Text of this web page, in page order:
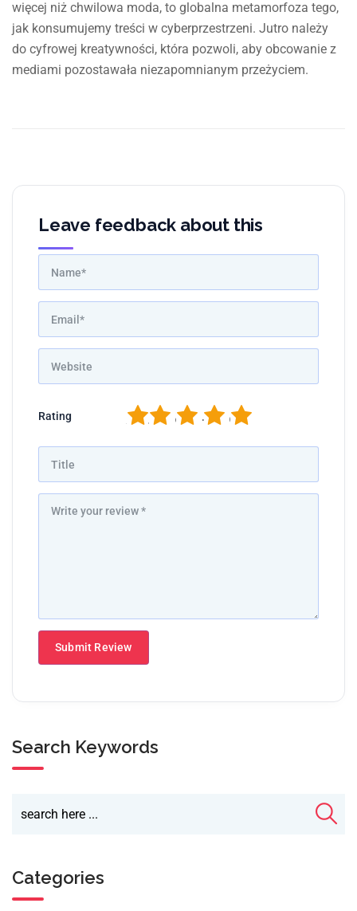
więcej niż chwilowa moda, to globalna metamorfoza tego,
jak konsumujemy treści w cyberprzestrzeni. Jutro należy
do cyfrowej kreatywności, która pozwoli, aby obcowanie z
mediami pozostawała niezapomnianym przeżyciem.
Leave feedback about this
Rating 5
4
3
2
Search Keywords
Categories